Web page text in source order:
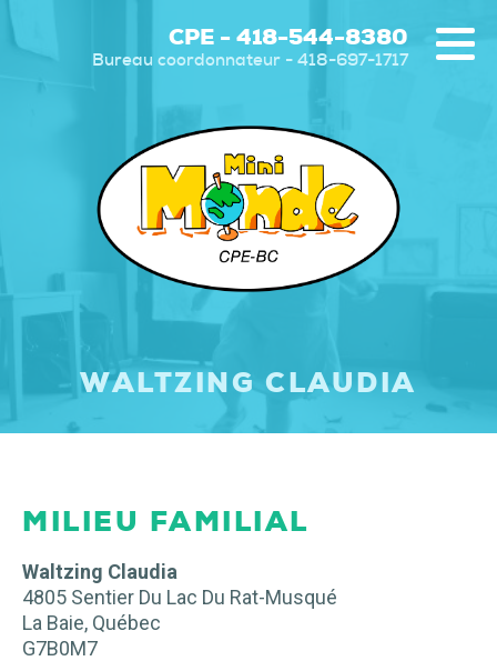
CPE - 418-544-8380
Bureau coordonnateur - 418-697-1717
WALTZING CLAUDIA
MILIEU FAMILIAL
Waltzing Claudia
4805 Sentier Du Lac Du Rat-Musqué
La Baie, Québec
G7B0M7